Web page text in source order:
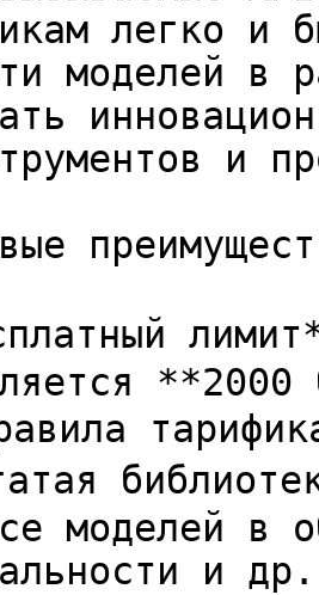
легко и
моделей в
и
**2000
моделей в
и др.